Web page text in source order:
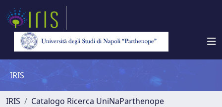
IRIS
IRIS
Catalogo Ricerca UniNaParthenope